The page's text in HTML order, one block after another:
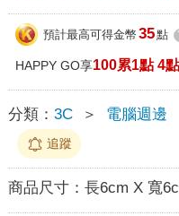
預計最高可得金幣 35點
HAPPY GO享100累1點 4
分類： 3C ＞ 電腦週邊
追蹤
商品尺寸： 長6cm X 寬